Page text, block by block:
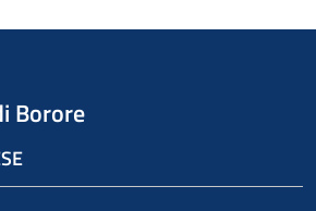
Borore